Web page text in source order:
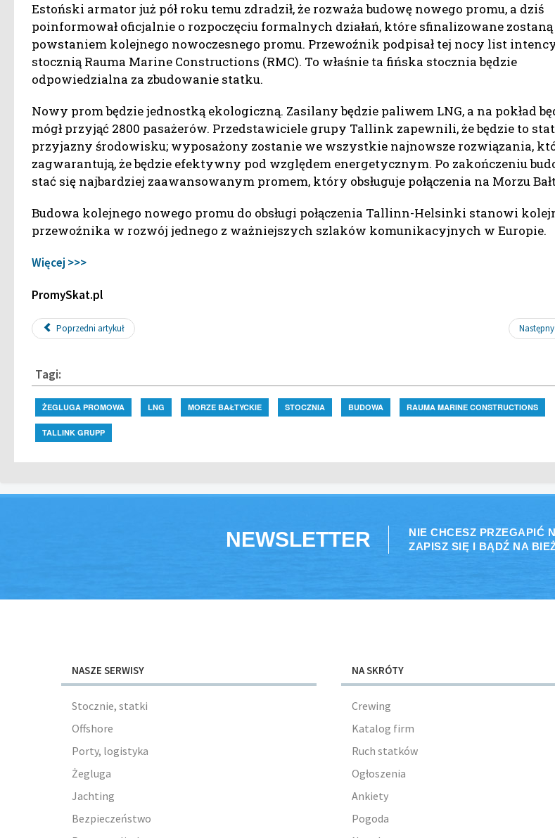
Estoński armator już pół roku temu zdradził, że rozważa budowę nowego promu, a dziś
poinformował oficjalnie o rozpoczęciu formalnych działań, które sfinalizowane zostaną
powstaniem kolejnego nowoczesnego promu. Przewoźnik podpisał tej nocy list
stocznią Rauma Marine Constructions (RMC). To właśnie ta fińska stocznia będzie
odpowiedzialna za zbudowanie statku.
Nowy prom będzie jednostką ekologiczną. Zasilany będzie paliwem LNG, a na pokład
mógł przyjąć 2800 pasażerów. Przedstawiciele grupy Tallink zapewnili, że będzie to
przyjazny środowisku; wyposażony zostanie we wszystkie najnowsze rozwiązania,
zagwarantują, że będzie efektywny pod względem energetycznym. Po zakończeniu
stać się najbardziej zaawansowanym promem, który obsługuje połączenia na Morzu
Budowa kolejnego nowego promu do obsługi połączenia Tallinn-Helsinki stanowi
przewoźnika w rozwój jednego z ważniejszych szlaków komunikacyjnych w Europie.
Więcej >>>
PromySkat.pl
Poprzedni artykuł
Tagi:
ŻEGLUGA PROMOWA LNG MORZE BAŁTYCKIE STOCZNIA BUDOWA RAUMA MARINE CONSTRUCTIONS
TALLINK GRUPP
NEWSLETTER
NIE CHCESZ PRZEGAPIĆ
ZAPISZ SIĘ I BĄDŹ NA
NASZE SERWISY
Stocznie, statki
Offshore
Porty, logistyka
Żegluga
Jachting
Bezpieczeństwo
NA SKRÓTY
Crewing
Katalog firm
Ruch statków
Ogłoszenia
Ankiety
Pogoda